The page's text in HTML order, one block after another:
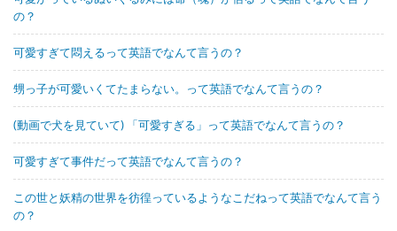
の？
可愛すぎて悶えるって英語でなんて言うの？
甥っ子が可愛いくてたまらない。って英語でなんて言うの？
(動画で犬を見ていて) 「可愛すぎる」って英語でなんて言うの？
可愛すぎて事件だって英語でなんて言うの？
この世と妖精の世界を彷徨っているようなこだねって英語でなんて言う
の？